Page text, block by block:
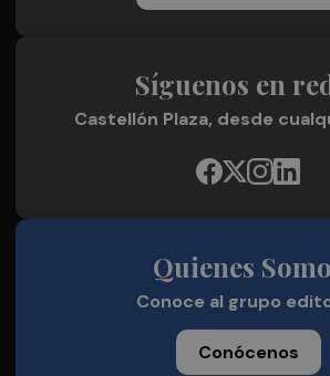
Síguenos en
Castellón Plaza, desde
Quienes
Conoce al grupo
Conócenos